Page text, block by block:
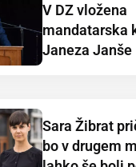
V DZ vložena
mandatarska
Janeza Janše
Sara Žibrat
bo v drugem